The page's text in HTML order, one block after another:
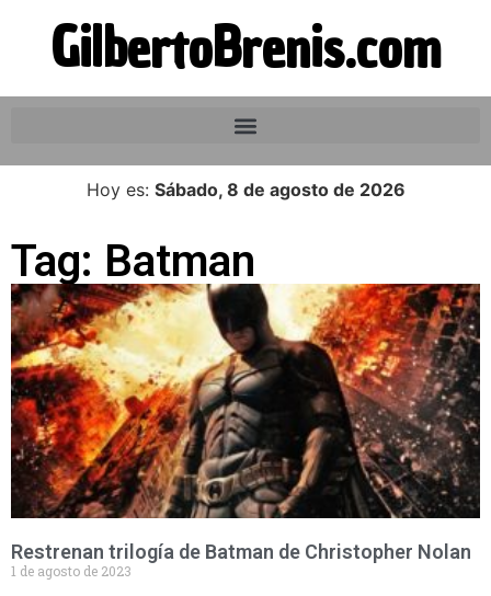
GilbertoBrenis.com
Hoy es: Sábado, 8 de agosto de 2026
Tag: Batman
Restrenan trilogía de Batman de Christopher Nolan
1 de agosto de 2023